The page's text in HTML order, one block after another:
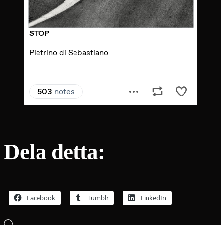
Dela detta:
Facebook Tumblr LinkedIn
Laddar